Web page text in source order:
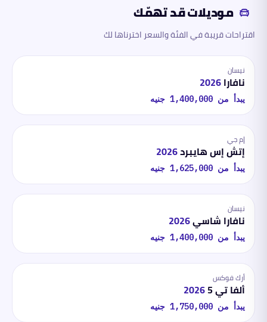
موديلات قد تهمّك
اقتراحات قريبة في الفئة والسعر اخترناها لك
نيسان
نافارا2026
يبدأ من 1,400,000 جنيه
إم جي
إتش إس هايبرد2026
يبدأ من 1,625,000 جنيه
نيسان
نافارا شاسي2026
يبدأ من 1,400,000 جنيه
أرك فوكس
ألفا تي 5 2026
يبدأ من 1,750,000 جنيه